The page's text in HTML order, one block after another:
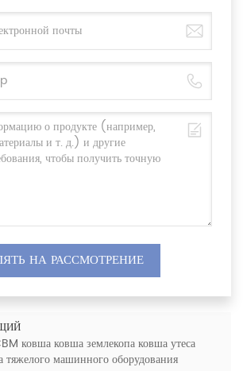
НА РАССМОТРЕНИЕ
ковша ковша землекопа ковша утеса
тяжелого машинного оборудования